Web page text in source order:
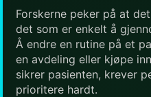
Forskerne peker på at
det som er enkelt å
Å endre en rutine på et
en avdeling eller kjøpe
sikrer pasienten, krever
prioritere hardt.